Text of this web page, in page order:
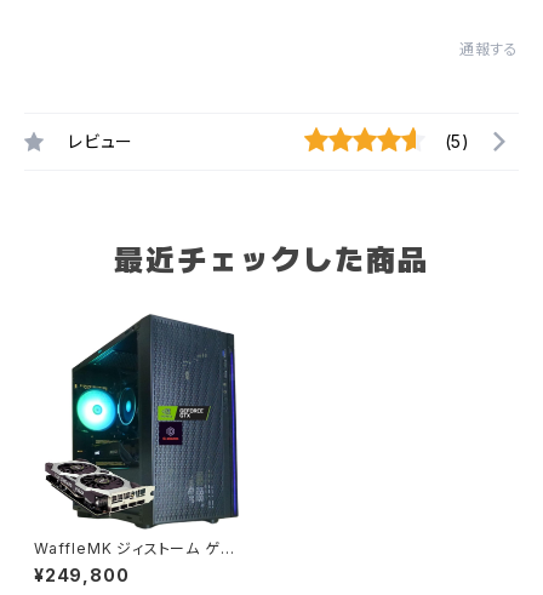
通報する
レビュー (5)
最近チェックした商品
WaffleMK ジィストーム ゲーミ
ングPC Corei5 12世代 GeFor
ce 16GBメモリ 1.0TBSSD Wi
¥249,800